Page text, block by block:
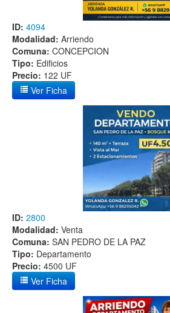
ID: 4094
Modalidad: Arriendo
Comuna: CONCEPCION
Tipo: Edificios
Precio: 122 UF
Ver Ficha
ID: 2800
Modalidad: Venta
Comuna: SAN PEDRO DE LA PAZ
Tipo: Departamento
Precio: 4500 UF
Ver Ficha